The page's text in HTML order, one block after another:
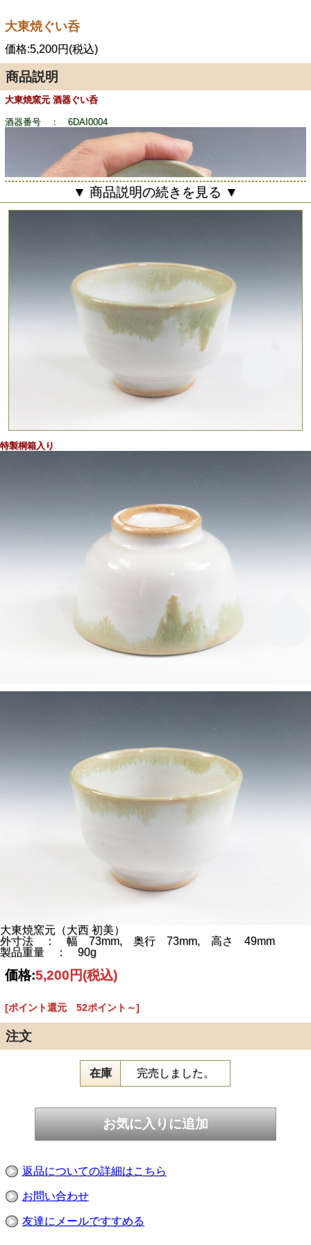
大東焼ぐい呑
価格:5,200円(税込)
商品説明
大東焼窯元 酒器ぐい呑
酒器番号 ： 6DAI0004
▼ 商品説明の続きを見る ▼
特製桐箱入り
大東焼窯元（大西 初美）
外寸法 ： 幅 73mm, 奥行 73mm, 高さ 49mm
製品重量 ： 90g
価格:5,200円(税込)
[ポイント還元 52ポイント～]
注文
在庫 完売しました。
返品についての詳細はこちら
お問い合わせ
友達にメールですすめる